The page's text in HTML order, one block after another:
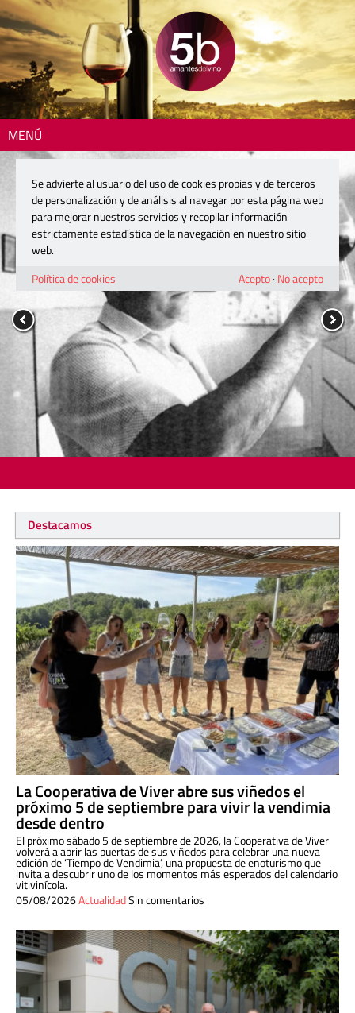
MENÚ
Destacamos
La Cooperativa de Viver abre sus viñedos el
próximo 5 de septiembre para vivir la vendimia
desde dentro
El próximo sábado 5 de septiembre de 2026, la Cooperativa de Viver
volverá a abrir las puertas de sus viñedos para celebrar una nueva
edición de ‘Tiempo de Vendimia’, una propuesta de enoturismo que
invita a descubrir uno de los momentos más esperados del calendario
vitivinícola.
05/08/2026ActualidadSin comentarios
Se advierte al usuario del uso de cookies propias y de terceros
de personalización y de análisis al navegar por esta página web
para mejorar nuestros servicios y recopilar información
estrictamente estadística de la navegación en nuestro sitio
web.
Política de cookies
Acepto· No acepto